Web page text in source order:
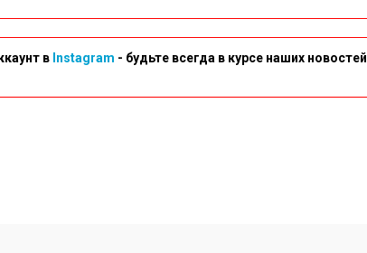
в Instagram - будьте всегда в курсе наших новостей